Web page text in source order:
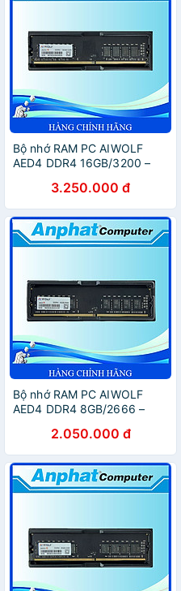
Bộ nhớ RAM PC AIWOLF
AED4 DDR4 16GB/3200 –
3.250.000 đ
Bộ nhớ RAM PC AIWOLF
AED4 DDR4 8GB/2666 –
2.050.000 đ